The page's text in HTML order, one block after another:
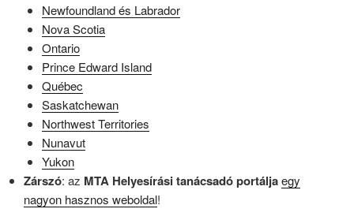
Newfoundland és Labrador
Nova Scotia
Ontario
Prince Edward Island
Québec
Saskatchewan
Northwest Territories
Nunavut
Yukon
Zárszó: az MTA Helyesírási tanácsadó portáljaegy
nagyon hasznos weboldal!